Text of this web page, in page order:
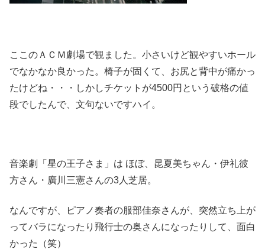
ここのＡＣＭ劇場で観ました。小さいけど観やすいホール
でなかなか良かった。椅子が固くて、お尻と背中が痛かっ
たけどね・・・しかしチケットが4500円という破格の値
段でしたんで、文句ないですハイ。
音楽劇「星の王子さま」は ほぼ、昆夏美ちゃん・伊礼彼
方さん・廣川三憲さんの3人芝居。
なんですが、ピアノ奏者の服部佳奈さんが、突然立ち上が
ってバラになったり飛行士の奥さんになったりして、面白
かった（笑）